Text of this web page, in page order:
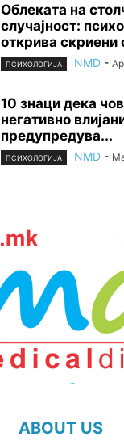
Облеката на
случајност:
открива скриени
ПСИХОЛОГИЈА NMD -
10 знаци дека
негативно
предупредува...
ПСИХОЛОГИЈА NMD -
ABOUT US